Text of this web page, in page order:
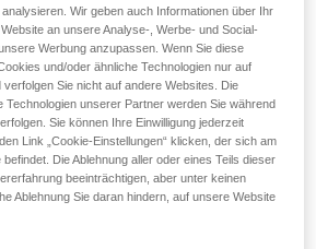
Einsatzzweck entsprechende
Wir geben auch Informationen über Ihr
an unsere Analyse-, Werbe- und Social-
Werbung anzupassen. Wenn Sie diese
und/oder ähnliche Technologien nur auf
Sie nicht auf andere Websites. Die
Technologien unserer Partner werden Sie während
Sie können Ihre Einwilligung jederzeit
Link „Cookie-Einstellungen“ klicken, der sich am
Die Ablehnung aller oder eines Teils dieser
beeinträchtigen, aber unter keinen
Ablehnung Sie daran hindern, auf unsere Website